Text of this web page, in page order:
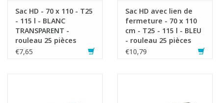
Sac HD - 70 x 110 - T25
- 115 l - BLANC
TRANSPARENT -
rouleau 25 pièces
€7,65
Sac HD avec lien de
fermeture - 70 x 110
cm - T25 - 115 l - BLEU
- rouleau 25 pièces
€10,79